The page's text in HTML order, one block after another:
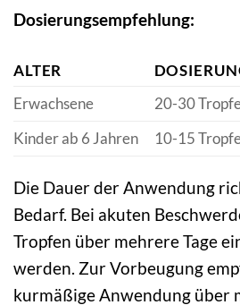
Dosierungsempfehlung:
ALTER
Erwachsene
20-30
Kinder ab 6 Jahren
10-15
Die Dauer der Anwendung
Bedarf. Bei akuten
Tropfen über mehrere Tage
werden. Zur Vorbeugung
kurmäßige Anwendung über